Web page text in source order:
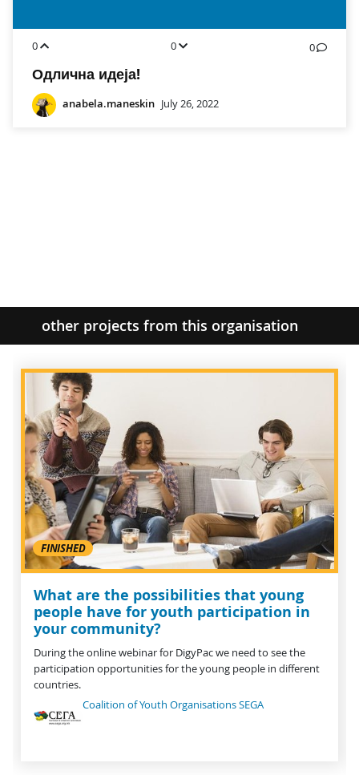
0 0 0
Одлична идеја!
anabela.maneskin July 26, 2022
other projects from this organisation
FINISHED
What are the possibilities that young
people have for youth participation in
your community?
During the online webinar for DigyPac we need to see the
participation opportunities for the young people in different
countries.
Coalition of Youth Organisations SEGA